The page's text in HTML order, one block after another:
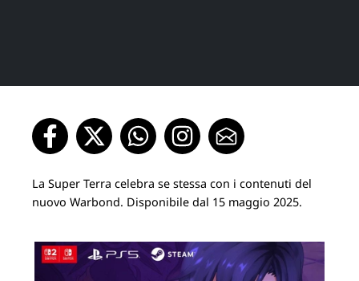
La Super Terra celebra se stessa con i contenuti del
nuovo Warbond. Disponibile dal 15 maggio 2025.